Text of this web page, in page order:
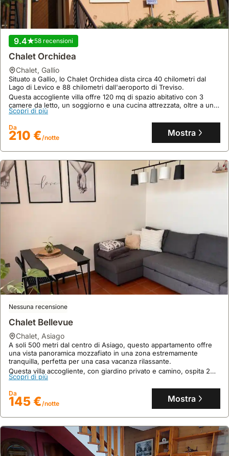
10 16 recensioni
Villa Tugurio. La Tua Casa Immersa Nel Verde
casa ,Zugliano
Immersa nel verde a Grumolo Pedemonte, VILLA TUGURIO si trova
a 26 chilometri dalla Stazione Centrale di Vicenza e a 27 chilometri
da Fiera di Vicenza, con il Golf Club Vicenza a 29 chilometri.
Questa spaziosa casa per vacanze di 250 mq offre 4 camere da
della tranquillità.
Da
419 € /notte Mostra
8.0 1 recensione
Chalet In Altopiano
chalet,Gallio
A soli 300 metri dal centro di Gallio, questo accogliente
appartamento offre una tranquilla ambientazione sull'Altopiano dei
Sette Comuni, con viste panoramiche mozzafiato.
Questa villa, perfetta per 4 ospiti, dispone di 2 camere da letto, 2
Da
148 € /notte Mostra
9.4 58 recensioni
Chalet Orchidea
chalet, Gallio
Situato a Gallio, lo Chalet Orchidea dista circa 40 chilometri dal
Lago di Levico e 88 chilometri dall'aeroporto di Treviso.
Questa accogliente villa offre 120 mq di spazio abitativo con 3
camere da letto, un soggiorno e una cucina attrezzata, oltre a un
giardino con camino esterno e una terrazza con vista sulle
Scopri di più
Da
210 €/notte Mostra
Nessuna recensione
Chalet Bellevue
chalet, Asiago
A soli 500 metri dal centro di Asiago, questo appartamento offre
una vista panoramica mozzafiato in una zona estremamente
tranquilla, perfetta per una casa vacanza rilassante.
Questa villa accogliente, con giardino privato e camino, ospita 2
persone e dispone di lavatrice e connessione internet, con la
Scopri di più
Da
145 €/notte Mostra